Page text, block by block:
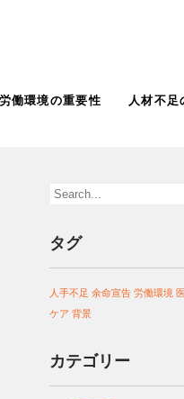
働環境の重要性 人材不足
タグ
人手不足 余命宣告 労働環境
ケア 背景
カテゴリー